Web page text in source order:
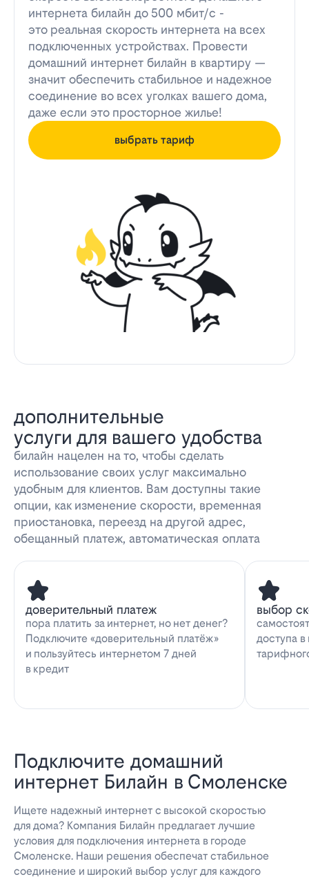
интернета билайн до 500 мбит/с -
это реальная скорость интернета на всех
подключенных устройствах. Провести
домашний интернет билайн в квартиру —
значит обеспечить стабильное и надежное
соединение во всех уголках вашего дома,
даже если это просторное жилье!
выбрать тариф
дополнительные
услуги для вашего удобства
билайн нацелен на то, чтобы сделать
использование своих услуг максимально
удобным для клиентов. Вам доступны такие
опции, как изменение скорости, временная
приостановка, переезд на другой адрес,
обещанный платеж, автоматическая оплата
доверительный платеж
пора платить за интернет, но нет денег?
Подключите «доверительный платёж»
и пользуйтесь интернетом 7 дней
в кредит
выбор
доступа
Подключите домашний
интернет Билайн в Смоленске
Ищете надежный интернет с высокой скоростью
для дома? Компания Билайн предлагает лучшие
условия для подключения интернета в городе
Смоленске. Наши решения обеспечат стабильное
соединение и широкий выбор услуг для каждого